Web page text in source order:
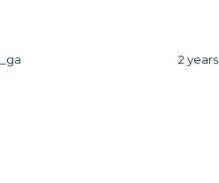
_ga 2 years